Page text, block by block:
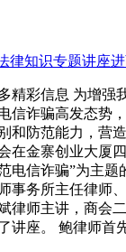
律知识专题讲座
精彩信息 为增强
信诈骗高发态势
和防范能力，营
在金寨创业大厦
电信诈骗”为主题
事务所主任律师
律师主讲，商会
讲座。 鲍律师首